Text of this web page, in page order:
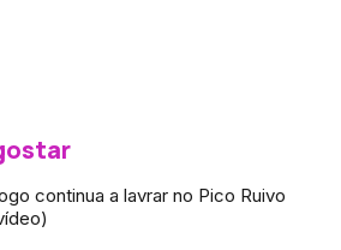
continua a lavrar no Pico Ruivo